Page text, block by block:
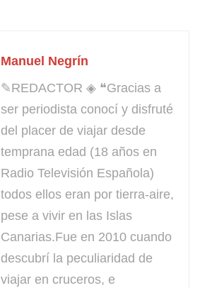
Manuel Negrín
✎REDACTOR ◈ ❝Gracias a
ser periodista conocí y disfruté
del placer de viajar desde
temprana edad (18 años en
Radio Televisión Española)
todos ellos eran por tierra-aire,
pese a vivir en las Islas
Canarias.Fue en 2010 cuando
descubrí la peculiaridad de
viajar en cruceros, e